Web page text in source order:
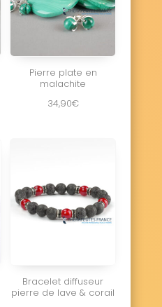
Pierre plate en
malachite
34,90€
Bracelet diffuseur
pierre de lave & corail